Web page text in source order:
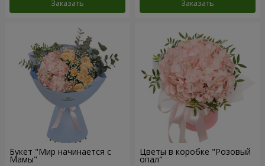
Заказать Заказать
Букет "Мир начинается с
Мамы"
Цветы в коробке "Розовый
опал"